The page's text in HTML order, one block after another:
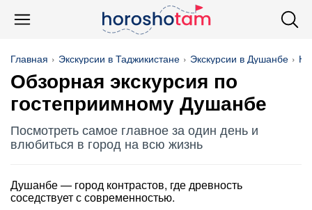
Главная Экскурсии в Таджикистане Экскурсии в Душанбе
Обзорная экскурсия по
гостеприимному Душанбе
Посмотреть самое главное за один день и
влюбиться в город на всю жизнь
Душанбе — город контрастов, где древность
соседствует с современностью.